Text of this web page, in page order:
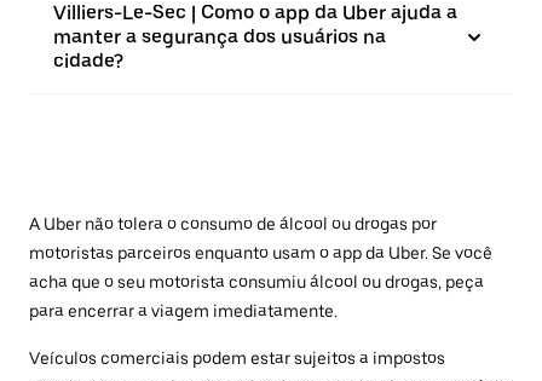
Villiers-Le-Sec | Como o app da Uber ajuda a
manter a segurança dos usuários na
cidade?
A Uber não tolera o consumo de álcool ou drogas por
motoristas parceiros enquanto usam o app da Uber. Se você
acha que o seu motorista consumiu álcool ou drogas, peça
para encerrar a viagem imediatamente.
Veículos comerciais podem estar sujeitos a impostos